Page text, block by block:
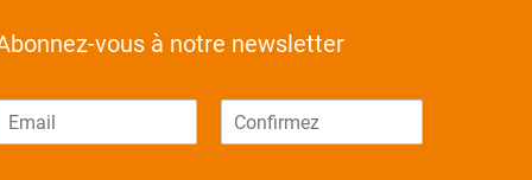
vous à notre newsletter